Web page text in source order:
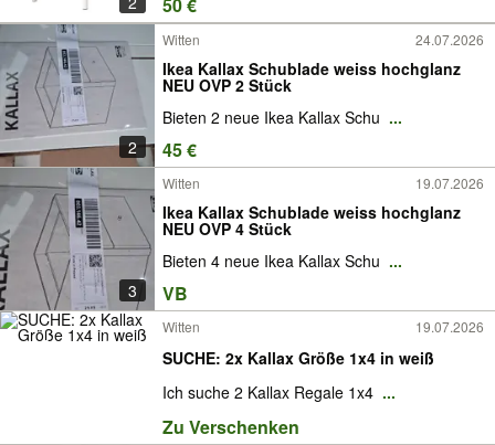
2
Witten 24.07.2026
Ikea Kallax Schublade weiss hochglanz
NEU OVP 2 Stück
Bieten 2 neue Ikea Kallax Schu ...
45 €
3
Witten 19.07.2026
Ikea Kallax Schublade weiss hochglanz
NEU OVP 4 Stück
Bieten 4 neue Ikea Kallax Schu ...
VB
Witten 19.07.2026
SUCHE: 2x Kallax Größe 1x4 in weiß
Ich suche 2 Kallax Regale 1x4 ...
Zu Verschenken